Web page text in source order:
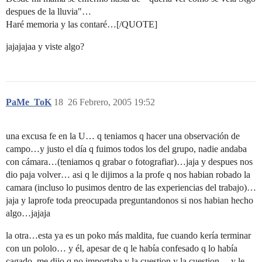
despues de la lluvia"…
Haré memoria y las contaré…[/QUOTE]
jajajajaa y viste algo?
PaMe_ToK 26 Febrero, 2005 19:52
18
una excusa fe en la U… q teniamos q hacer una observación de
campo…y justo el día q fuimos todos los del grupo, nadie andaba
con cámara…(teniamos q grabar o fotografiar)…jaja y despues nos
dio paja volver… asi q le dijimos a la profe q nos habian robado la
camara (incluso lo pusimos dentro de las experiencias del trabajo)…
jaja y laprofe toda preocupada preguntandonos si nos habian hecho
algo…jajaja
la otra…esta ya es un poko más maldita, fue cuando kería terminar
con un pololo… y él, apesar de q le había confesado q lo había